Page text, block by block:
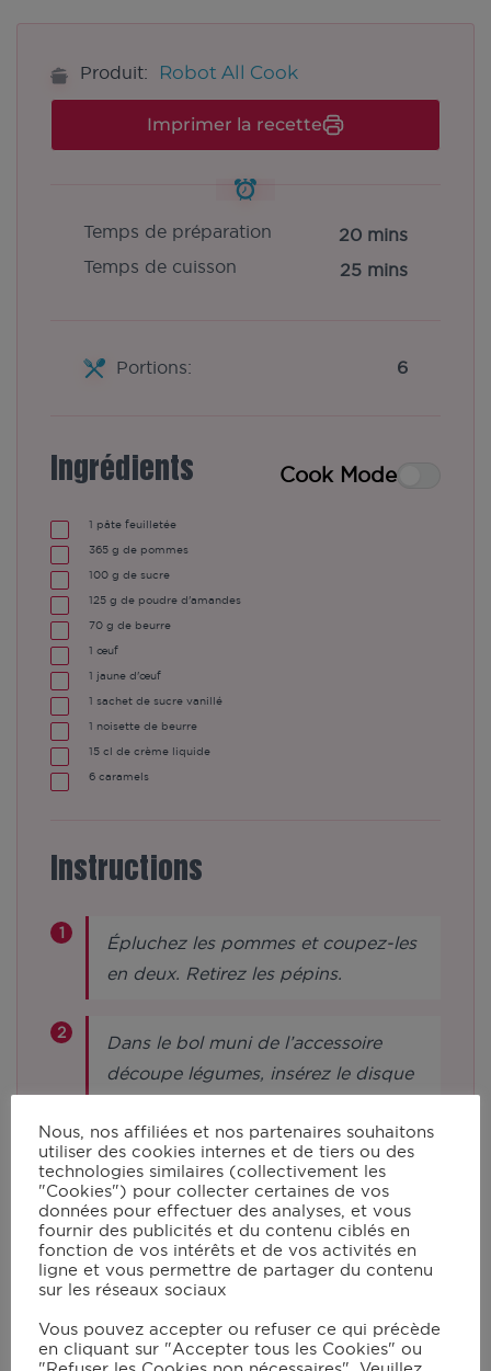
Produit: Robot All Cook
Imprimer la recette
Temps de préparation
20 mins
Temps de cuisson
25 mins
Portions: 6
Ingrédients Cook Mode
1 pâte feuilletée
365 g de pommes
100 g de sucre
125 g de poudre d'amandes
70 g de beurre
1 œuf
1 jaune d'œuf
1 sachet de sucre vanillé
1 noisette de beurre
15 cl de crème liquide
6 caramels
Instructions
Épluchez les pommes et coupez-les
en deux. Retirez les pépins.
Dans le bol muni de l’accessoire
découpe légumes, insérez le disque
Verrouillez le couvercle et lancez le
mode manuel en vitesse 7 pendant 1
min. Réservez les pommes.
Préchauffez le four à 180°C.
Dans le bol du robot muni du
batteur, ajoutez 50 g de beurre.
Nous, nos affiliées et nos partenaires souhaitons
utiliser des cookies internes et de tiers ou des
technologies similaires (collectivement les
"Cookies") pour collecter certaines de vos
données pour effectuer des analyses, et vous
fournir des publicités et du contenu ciblés en
fonction de vos intérêts et de vos activités en
ligne et vous permettre de partager du contenu
sur les réseaux sociaux
Vous pouvez accepter ou refuser ce qui précède
en cliquant sur "Accepter tous les Cookies" ou